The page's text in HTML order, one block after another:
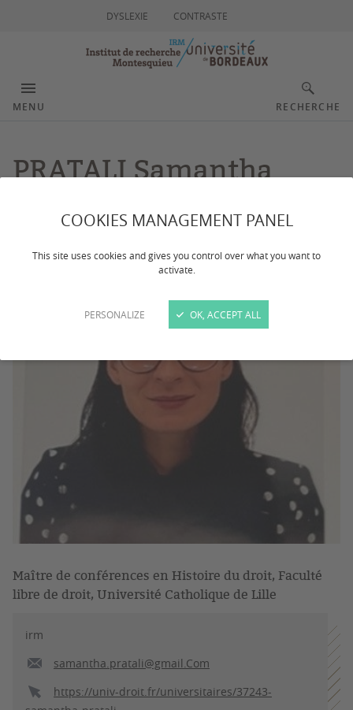
COOKIES MANAGEMENT PANEL
This site uses cookies and gives you control over what you want to
activate.
PERSONALIZE OK, ACCEPT ALL
DYSLEXIE CONTRASTE
MENU RECHERCHE
PRATALI Samantha
Maître de conférences en Histoire du droit, Faculté
libre de droit, Université Catholique de Lille
irm
samantha.pratali@gmail.Com
https://univ-droit.fr/universitaires/37243-